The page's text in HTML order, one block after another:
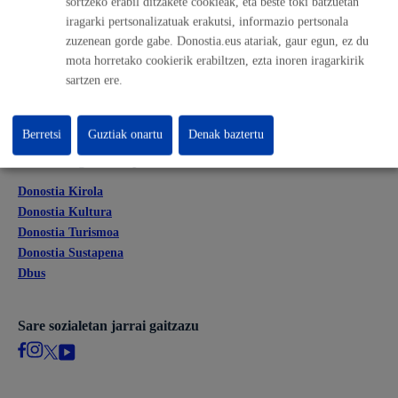
Lan eskaintza
Kontratatzailaren profila
Egoitza elektronikoa
Mapak - GeoDonostia
Prentsa aretoa
Beste webgune korporatibo batzuk
Donostia Kirola
Donostia Kultura
Donostia Turismoa
Donostia Sustapena
Dbus
Sare sozialetan jarrai gaitzazu
iragarki pertsonalizatuak erakutsi, informazio pertsonala
zuzenean gorde gabe. Donostia.eus atariak, gaur egun, ez du
mota horretako cookierik erabiltzen, ezta inoren iragarkirik
sartzen ere.
Denak baztertu
Berretsi Guztiak onartu